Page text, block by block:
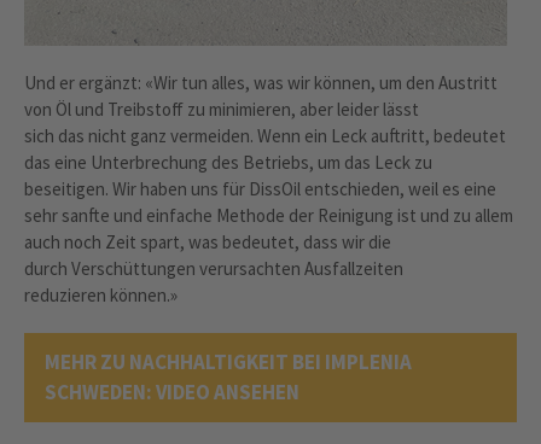
Und er ergänzt: «Wir tun alles, was wir können, um den Austritt
von Öl und Treibstoff zu minimieren, aber leider lässt
sich das nicht ganz vermeiden. Wenn ein Leck auftritt, bedeutet
das eine Unterbrechung des Betriebs, um das Leck zu
beseitigen. Wir haben uns für DissOil entschieden, weil es eine
sehr sanfte und einfache Methode der Reinigung ist und zu allem
auch noch Zeit spart, was bedeutet, dass wir die
durch Verschüttungen verursachten Ausfallzeiten
reduzieren können.»
MEHR ZU NACHHALTIGKEIT BEI IMPLENIA
SCHWEDEN: VIDEO ANSEHEN